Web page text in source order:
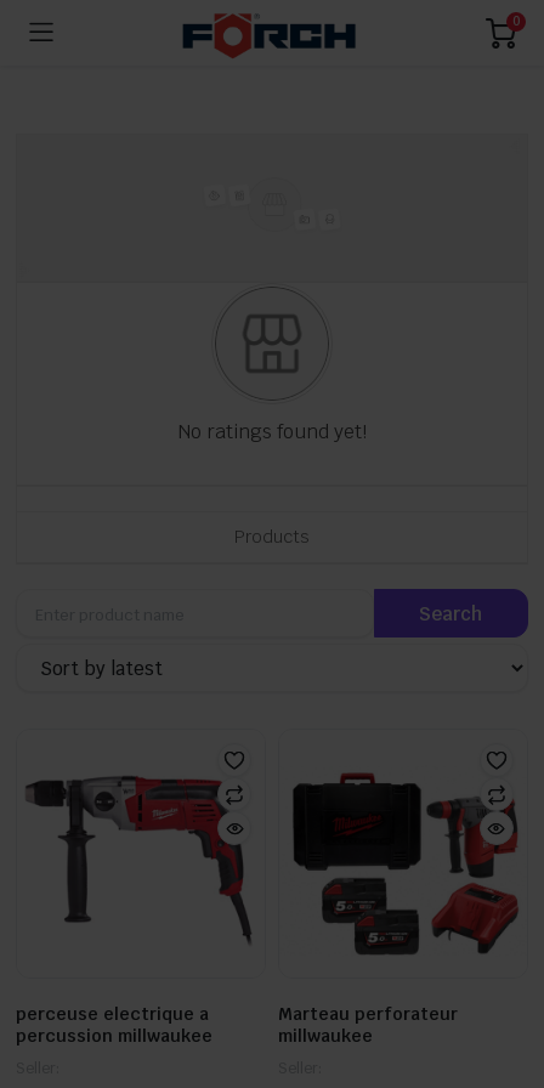
0
No ratings found yet!
Products
perceuse electrique a
percussion millwaukee
Marteau perforateur
millwaukee